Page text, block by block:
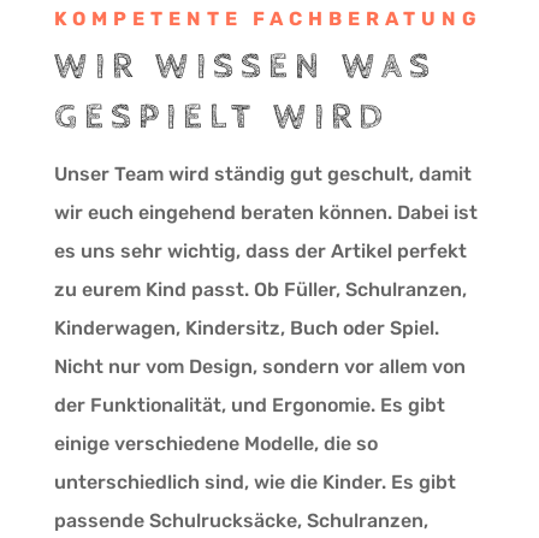
KOMPETENTE FACHBERATUNG
WIR WISSEN WAS
GESPIELT WIRD
Unser Team wird ständig gut geschult, damit
wir euch eingehend beraten können. Dabei ist
es uns sehr wichtig, dass der Artikel perfekt
zu eurem Kind passt. Ob Füller, Schulranzen,
Kinderwagen, Kindersitz, Buch oder Spiel.
Nicht nur vom Design, sondern vor allem von
der Funktionalität, und Ergonomie. Es gibt
einige verschiedene Modelle, die so
unterschiedlich sind, wie die Kinder. Es gibt
passende Schulrucksäcke, Schulranzen,